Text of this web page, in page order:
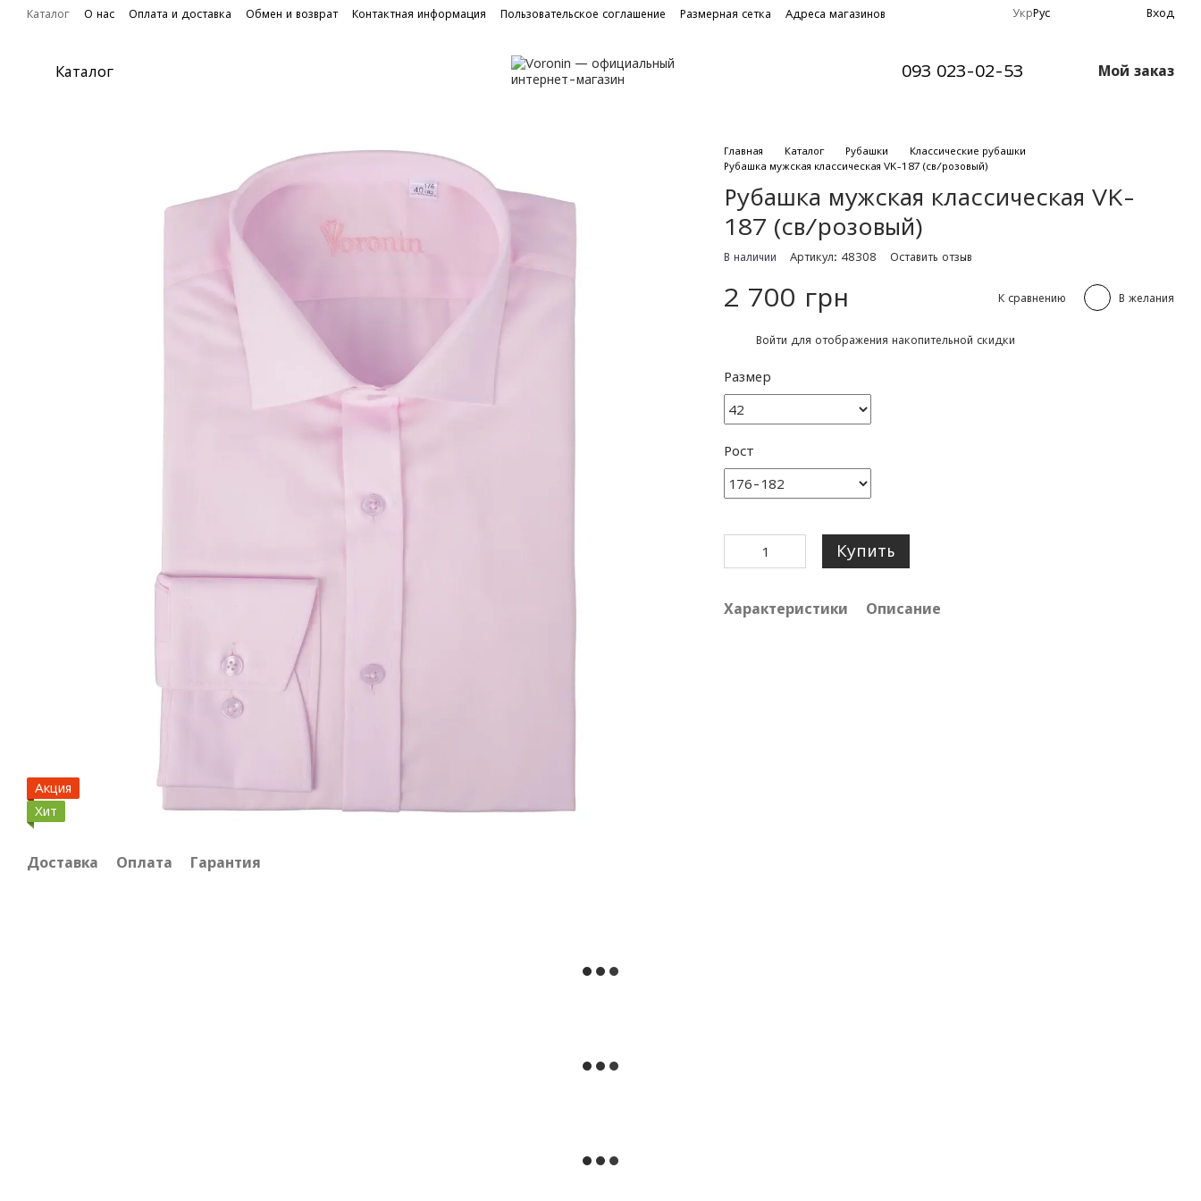
Перейти к основному контенту
Каталог О нас Оплата и доставка Обмен и возврат Контактная информация Пользовательское соглашение Размерная сетка Адреса магазинов УкрРус Вход
Каталог 093 023-02-53 Мой заказ
Акция
Хит
Доставка Оплата Гарантия
Главная Каталог Рубашки
Классические рубашки
Рубашка мужская классическая VK-187 (св/розовый)
Рубашка мужская классическая VK-
187 (св/розовый)
В наличии Артикул: 48308 Оставить отзыв
2 700 грн К сравнению В желания
Войти для отображения накопительной скидки
Размер
Рост
Купить
Характеристики Описание